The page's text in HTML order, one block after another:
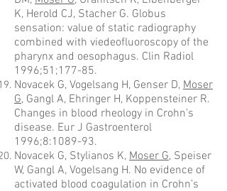
K, Herold CJ, Stacher G. Globus
sensation: value of static radiography
combined with viedeofluoroscopy of the
pharynx and oesophagus. Clin Radiol
1996;51;177-85.
Novacek G, Vogelsang H, Genser D, Moser
G, Gangl A, Ehringer H, Koppensteiner R.
Changes in blood rheology in Crohn’s
disease. Eur J Gastroenterol
1996;8:1089-93.
Novacek G, Stylianos K, Moser G, Speiser
W, Gangl A, Vogelsang H. No evidence of
activated blood coagulation in Crohn’s